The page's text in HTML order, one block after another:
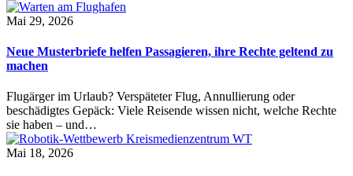
Mai 29, 2026
Neue Musterbriefe helfen Passagieren, ihre Rechte geltend zu
machen
Flugärger im Urlaub? Verspäteter Flug, Annullierung oder
beschädigtes Gepäck: Viele Reisende wissen nicht, welche Rechte
sie haben – und…
Mai 18, 2026